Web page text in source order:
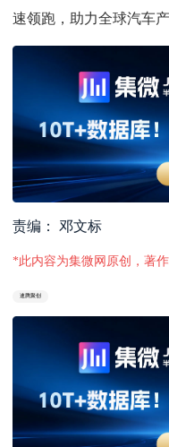
速领跑，助力全球汽车
责编： 邓文标
*此内容为集微网原创，著
速腾聚创